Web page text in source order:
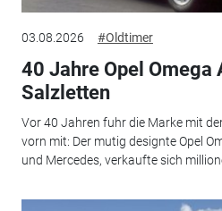
03.08.2026 #Oldtimer
40 Jahre Opel
Salzletten
Vor 40 Jahren fuhr die Marke mit
vorn mit: Der mutig designte Opel
und Mercedes, verkaufte sich